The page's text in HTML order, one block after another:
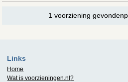
1 voorziening
Links
Home
Wat is voorzieningen.nl?